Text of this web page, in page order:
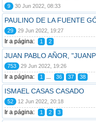
9 30 Jun 2022, 08:33
PAULINO DE LA FUENTE
29 29 Jun 2022, 19:27
Ir a página: 1 2
JUAN PABLO AÑOR,
753 29 Jun 2022, 19:26
Ir a página: 1 ... 36 37 38
ISMAEL CASAS CASADO
52 12 Jun 2022, 20:18
Ir a página: 1 2 3